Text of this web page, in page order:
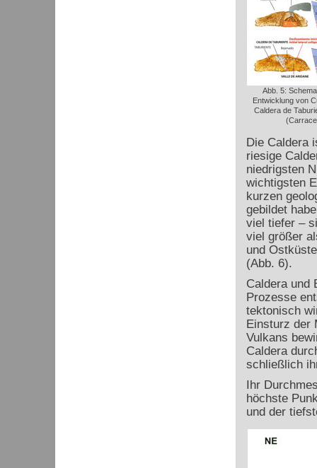
Abb. 5:
Entwicklung von
Caldera de
Die Caldera
riesige
niedrigsten
wichtigsten
kurzen
gebildet
viel tiefer –
viel größer
und
(Abb. 6).
Caldera und
Prozesse
tektonisch
Einsturz der
Vulkans
Caldera
schließlich
Ihr
höchste
und der